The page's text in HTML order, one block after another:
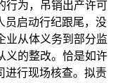
行为，吊销出产许可
员启动行纪跟尾，没
业从体义务到部分监
义的整改。恰是如许
进行现场核查。拟责